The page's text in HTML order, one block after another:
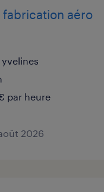
fabrication aéro
par heure
2026